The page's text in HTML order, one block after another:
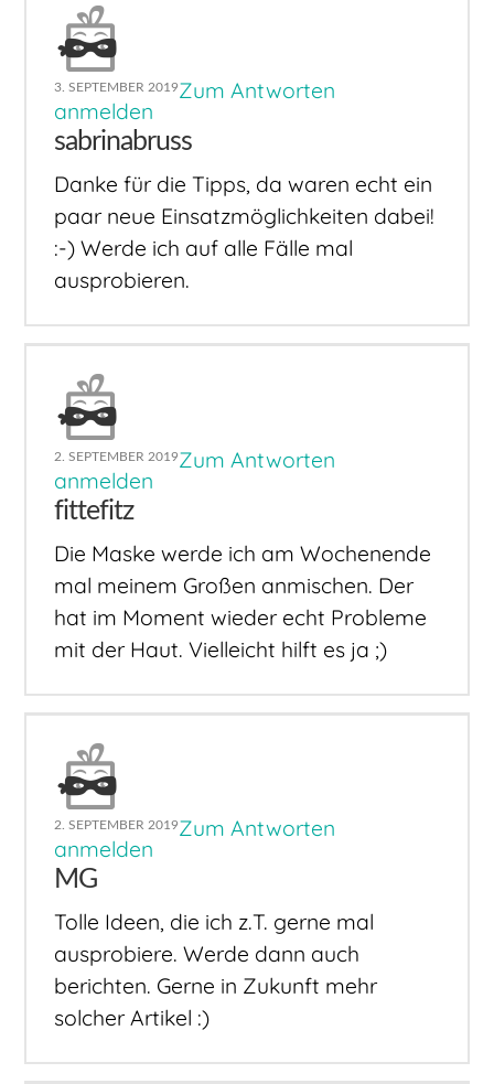
3. SEPTEMBER 2019Zum Antworten
anmelden
sabrinabruss
Danke für die Tipps, da waren echt ein
paar neue Einsatzmöglichkeiten dabei!
:-) Werde ich auf alle Fälle mal
ausprobieren.
2. SEPTEMBER 2019Zum Antworten
anmelden
fittefitz
Die Maske werde ich am Wochenende
mal meinem Großen anmischen. Der
hat im Moment wieder echt Probleme
mit der Haut. Vielleicht hilft es ja ;)
2. SEPTEMBER 2019Zum Antworten
anmelden
MG
Tolle Ideen, die ich z.T. gerne mal
ausprobiere. Werde dann auch
berichten. Gerne in Zukunft mehr
solcher Artikel :)